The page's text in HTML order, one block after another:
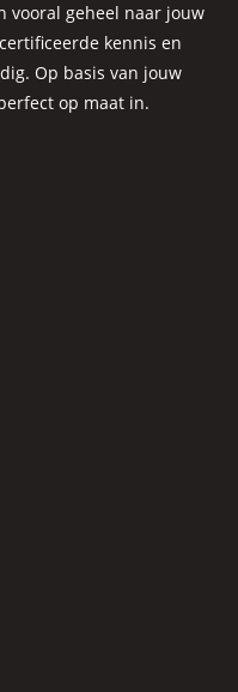
vooral geheel naar jouw
kennis en
Op basis van jouw
op maat in.